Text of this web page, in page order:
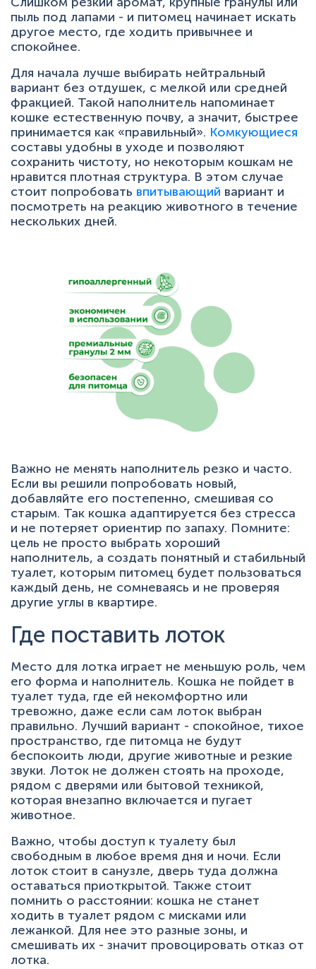
пыль под лапами - и питомец начинает искать
другое место, где ходить привычнее и
спокойнее.
Для начала лучше выбирать нейтральный
вариант без отдушек, с мелкой или средней
фракцией. Такой наполнитель напоминает
кошке естественную почву, а значит, быстрее
принимается как «правильный». Комкующиеся
составы удобны в уходе и позволяют
сохранить чистоту, но некоторым кошкам не
нравится плотная структура. В этом случае
стоит попробовать впитывающий вариант и
посмотреть на реакцию животного в течение
нескольких дней.
Важно не менять наполнитель резко и часто.
Если вы решили попробовать новый,
добавляйте его постепенно, смешивая со
старым. Так кошка адаптируется без стресса
и не потеряет ориентир по запаху. Помните:
цель не просто выбрать хороший
наполнитель, а создать понятный и стабильный
туалет, которым питомец будет пользоваться
каждый день, не сомневаясь и не проверяя
другие углы в квартире.
Где поставить лоток
Место для лотка играет не меньшую роль, чем
его форма и наполнитель. Кошка не пойдет в
туалет туда, где ей некомфортно или
тревожно, даже если сам лоток выбран
правильно. Лучший вариант - спокойное, тихое
пространство, где питомца не будут
беспокоить люди, другие животные и резкие
звуки. Лоток не должен стоять на проходе,
рядом с дверями или бытовой техникой,
которая внезапно включается и пугает
животное.
Важно, чтобы доступ к туалету был
свободным в любое время дня и ночи. Если
лоток стоит в санузле, дверь туда должна
оставаться приоткрытой. Также стоит
помнить о расстоянии: кошка не станет
ходить в туалет рядом с мисками или
лежанкой. Для нее это разные зоны, и
смешивать их - значит провоцировать отказ от
лотка.